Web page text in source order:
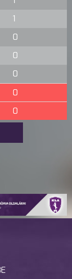
1
0
0
0
0
0